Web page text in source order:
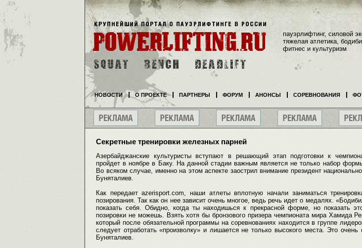
Секретные тренировки железных парней
Азербайджанские культуристы вступают в решающий этап подготовки к
пройдет в ноябре в Баку. На данной стадии важным является не только набор
Во всяком случае, именно на этом аспекте заострил внимание президент
Буняталиев.
Как передает azerisport.com, наши атлеты вплотную начали заниматься
позирования. Так как он нее зависит очень многое, ведь речь идет о медалях.
показать себя. Обидно, когда ты находишься к прекрасной форме, но показать
позировки не можешь. Взять хотя бы бронзового призера чемпионата мира Хамида
который после обязательной программы на соревнованиях находится в группе
следует отработать «произволку» и лишается не только высокого места. Это очень
Буняталиев.
пауэрлифтинг, силовой
тяжелая атлетика,
фитнес и культуризм
НОВОСТИ О ПРОЕКТЕ ПАРТНЕРЫ ФОРУМ АНОНСЫ СОРЕВНОВАНИЯ